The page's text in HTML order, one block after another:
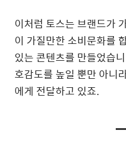
이처럼 토스는 브랜드가
이 가질만한 소비문화를
있는 콘텐츠를 만들었습
호감도를 높일 뿐만 아니
에게 전달하고 있죠.